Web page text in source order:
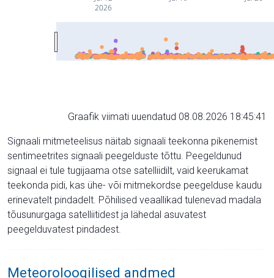
2026
Graafik viimati uuendatud 08.08.2026 18:45:41
Signaali mitmeteelisus näitab signaali teekonna pikenemist
sentimeetrites signaali peegelduste tõttu. Peegeldunud
signaal ei tule tugijaama otse satelliidilt, vaid keerukamat
teekonda pidi, kas ühe- või mitmekordse peegelduse kaudu
erinevatelt pindadelt. Põhilised veaallikad tulenevad madala
tõusunurgaga satelliitidest ja lähedal asuvatest
peegelduvatest pindadest.
Meteoroloogilised andmed